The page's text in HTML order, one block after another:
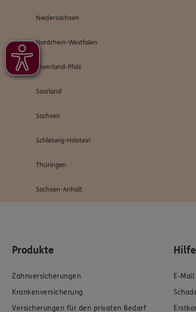
Niedersachsen
Nordrhein-Westfalen
Rheinland-Pfalz
Saarland
Sachsen
Schleswig-Holstein
Thüringen
Sachsen-Anhalt
Produkte
Zahnversicherungen
Krankenversicherung
Versicherungen für den privaten Bedarf
E-